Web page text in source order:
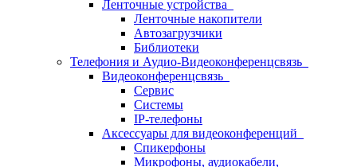
Ленточные устройства
Ленточные накопители
Автозагрузчики
Библиотеки
Телефония и Аудио-Видеоконференцсвязь
Видеоконференцсвязь
Сервис
Системы
IP-телефоны
Аксессуары для видеоконференций
Спикерфоны
Микрофоны, аудиокабели,